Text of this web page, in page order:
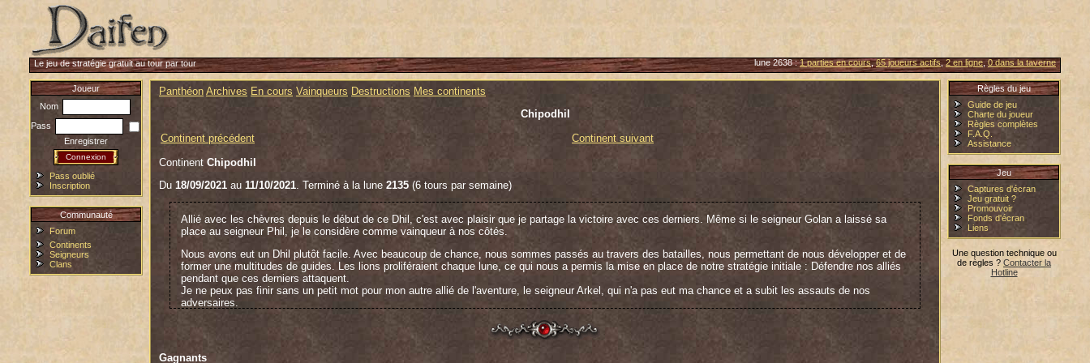
Le jeu de stratégie gratuit au tour par tour lune 2638 :1 parties en cours,65 joueurs actifs, 2 en ligne,0 dans la taverne
Joueur
Nom
Pass
Enregistrer
Pass oublié
Inscription
Communauté
Forum
Continents
Seigneurs
Clans
Panthéon Archives En cours Vainqueurs Destructions Mes continents
Chipodhil
Continent précédent
Continent suivant
Continent Chipodhil
Du 18/09/2021 au 11/10/2021. Terminé à la lune 2135 (6 tours par semaine)
Allié avec les chèvres depuis le début de ce Dhil, c'est avec plaisir que je partage la victoire avec ces derniers. Même si le seigneur Golan a laissé sa
place au seigneur Phil, je le considère comme vainqueur à nos côtés.
Nous avons eut un Dhil plutôt facile. Avec beaucoup de chance, nous sommes passés au travers des batailles, nous permettant de nous développer et de
former une multitudes de guides. Les lions proliféraient chaque lune, ce qui nous a permis la mise en place de notre stratégie initiale : Défendre nos alliés
pendant que ces derniers attaquent.
Je ne peux pas finir sans un petit mot pour mon autre allié de l'aventure, le seigneur Arkel, qui n'a pas eut ma chance et a subit les assauts de nos
adversaires.
Un Dhil plutôt classique à la direction d'un peuple Primotaure. Je peux maintenant savourer les bières de notre partenaire de victoire Phil accompagné des
lions du seigneur DV.
Conceede
Gagnants
Règles du jeu
Guide de jeu
Charte du joueur
Règles complètes
F.A.Q.
Assistance
Jeu
Captures d'écran
Jeu gratuit ?
Promouvoir
Fonds d'écran
Liens
Une question technique ou
de règles ? Contacter la
Hotline